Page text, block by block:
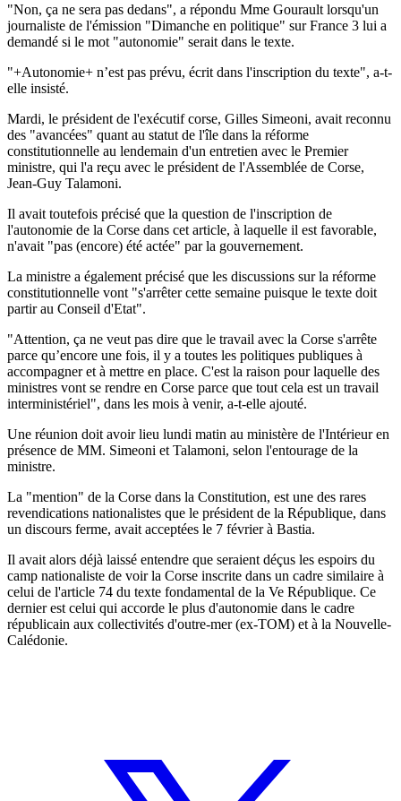
"Non, ça ne sera pas dedans", a répondu Mme Gourault lorsqu'un
journaliste de l'émission "Dimanche en politique" sur France 3 lui a
demandé si le mot "autonomie" serait dans le texte.
"+Autonomie+ n’est pas prévu, écrit dans l'inscription du texte", a-t-
elle insisté.
Mardi, le président de l'exécutif corse, Gilles Simeoni, avait reconnu
des "avancées" quant au statut de l'île dans la réforme
constitutionnelle au lendemain d'un entretien avec le Premier
ministre, qui l'a reçu avec le président de l'Assemblée de Corse,
Jean-Guy Talamoni.
Il avait toutefois précisé que la question de l'inscription de
l'autonomie de la Corse dans cet article, à laquelle il est favorable,
n'avait "pas (encore) été actée" par la gouvernement.
La ministre a également précisé que les discussions sur la réforme
constitutionnelle vont "s'arrêter cette semaine puisque le texte doit
partir au Conseil d'Etat".
"Attention, ça ne veut pas dire que le travail avec la Corse s'arrête
parce qu’encore une fois, il y a toutes les politiques publiques à
accompagner et à mettre en place. C'est la raison pour laquelle des
ministres vont se rendre en Corse parce que tout cela est un travail
interministériel", dans les mois à venir, a-t-elle ajouté.
Une réunion doit avoir lieu lundi matin au ministère de l'Intérieur en
présence de MM. Simeoni et Talamoni, selon l'entourage de la
ministre.
La "mention" de la Corse dans la Constitution, est une des rares
revendications nationalistes que le président de la République, dans
un discours ferme, avait acceptées le 7 février à Bastia.
Il avait alors déjà laissé entendre que seraient déçus les espoirs du
camp nationaliste de voir la Corse inscrite dans un cadre similaire à
celui de l'article 74 du texte fondamental de la Ve République. Ce
dernier est celui qui accorde le plus d'autonomie dans le cadre
républicain aux collectivités d'outre-mer (ex-TOM) et à la Nouvelle-
Calédonie.